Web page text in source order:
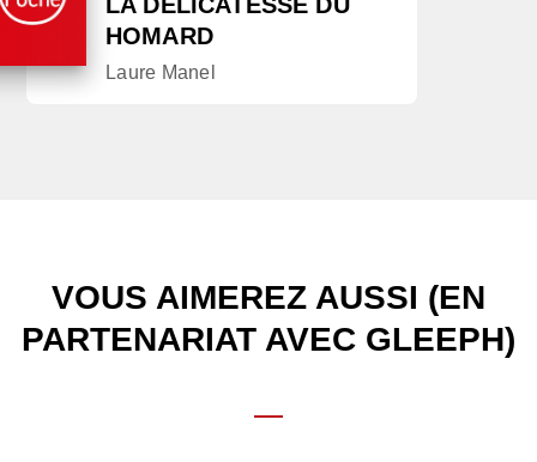
HOMARD
Laure Manel
VOUS AIMEREZ AUSSI (EN
PARTENARIAT AVEC GLEEPH)